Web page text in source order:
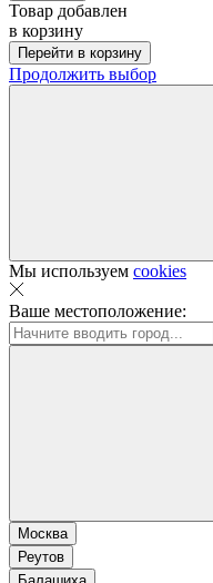
Товар добавлен
в корзину
Перейти в корзину
Продолжить выбор
Мы используем cookies
Ваше местоположение:
Москва
Реутов